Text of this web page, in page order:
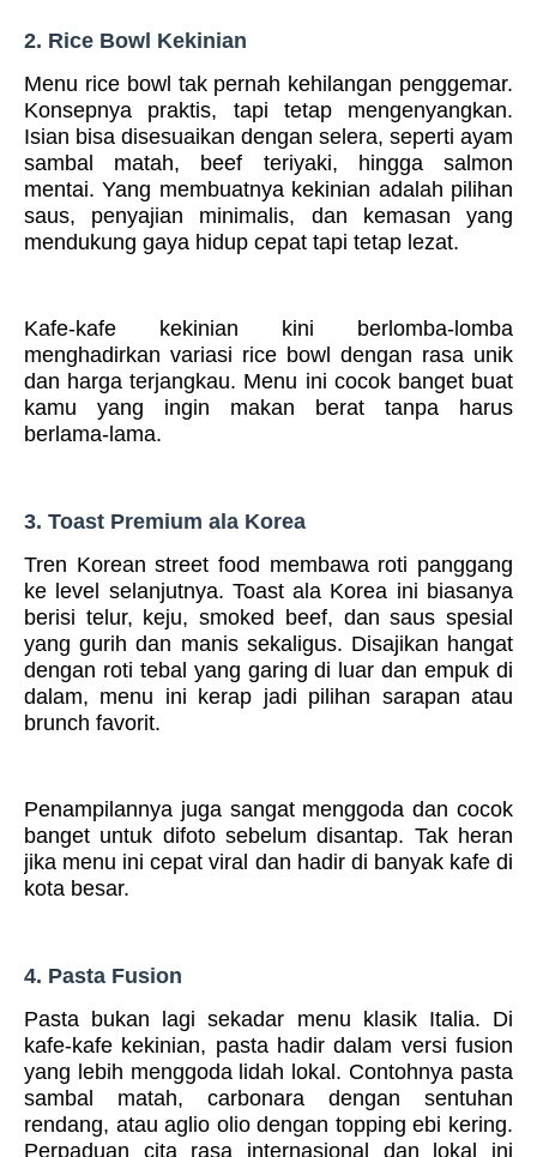
2. Rice Bowl Kekinian
Menu rice bowl tak pernah kehilangan penggemar.
Konsepnya praktis, tapi tetap mengenyangkan.
Isian bisa disesuaikan dengan selera, seperti ayam
sambal matah, beef teriyaki, hingga salmon
mentai. Yang membuatnya kekinian adalah pilihan
saus, penyajian minimalis, dan kemasan yang
mendukung gaya hidup cepat tapi tetap lezat.
Kafe-kafe kekinian kini berlomba-lomba
menghadirkan variasi rice bowl dengan rasa unik
dan harga terjangkau. Menu ini cocok banget buat
kamu yang ingin makan berat tanpa harus
berlama-lama.
3. Toast Premium ala Korea
Tren Korean street food membawa roti panggang
ke level selanjutnya. Toast ala Korea ini biasanya
berisi telur, keju, smoked beef, dan saus spesial
yang gurih dan manis sekaligus. Disajikan hangat
dengan roti tebal yang garing di luar dan empuk di
dalam, menu ini kerap jadi pilihan sarapan atau
brunch favorit.
Penampilannya juga sangat menggoda dan cocok
banget untuk difoto sebelum disantap. Tak heran
jika menu ini cepat viral dan hadir di banyak kafe di
kota besar.
4. Pasta Fusion
Pasta bukan lagi sekadar menu klasik Italia. Di
kafe-kafe kekinian, pasta hadir dalam versi fusion
yang lebih menggoda lidah lokal. Contohnya pasta
sambal matah, carbonara dengan sentuhan
rendang, atau aglio olio dengan topping ebi kering.
Perpaduan cita rasa internasional dan lokal ini